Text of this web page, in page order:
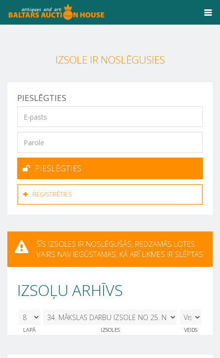
IZSOLE IR NOSLĒGUSIES
PIESLĒGTIES
PIESLĒGTIES
REĢISTRĒTIES
ŠĪS IZSOLES IR NOSLĒGUŠĀS, REDZAMĀS LOTES
VAIRS NAV IEGŪSTAMAS, KĀ ARĪ LIKMES IR SLĒPTAS.
IZSOĻU ARHĪVS
LAPĀ
34. MĀKSLAS DARBU IZSOLE NO 25.
NOVEMBRA - 29. NOVEMBRIM 25.11.2022
IZSOLES VEIDS